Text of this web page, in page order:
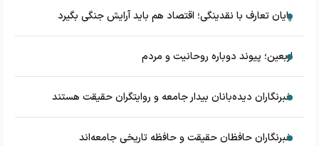
پایان تعارف با نقدینگی؛ اقتصاد هم باید آرایش جنگی بگیرد
اربعین؛ پیوند دوباره روحانیت و مردم
خبرنگاران دیده‌بانان بیدار جامعه و روایتگران حقیقت هستند
خبرنگاران حافظان حقیقت و حافظه تاریخی جامعه‌اند